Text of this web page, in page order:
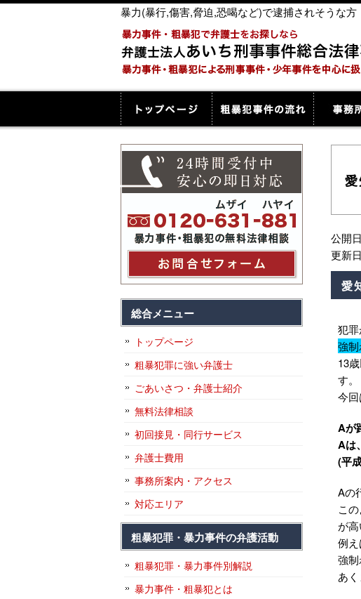
暴力(暴行,傷害,脅迫,恐喝など)で逮捕されそうな
公開
更新
愛
犯
強
13
す。
今回
Aが
Aは
(平
Aの
こ
が高
例
強
あく
総合メニュー
トップページ
粗暴犯罪に強い弁護士
ごあいさつ・弁護士紹介
無料法律相談
初回接見・同行サービス
弁護士費用
事務所案内・アクセス
対応エリア
粗暴犯罪・暴力事件の弁護活動
粗暴犯罪・暴力事件別解説
暴力事件・粗暴犯とは